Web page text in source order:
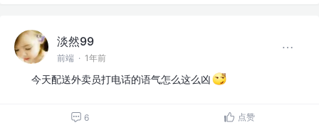
淡然99
前端 · 1年前
今天配送外卖员打电话的语气怎么这么凶
6 点赞